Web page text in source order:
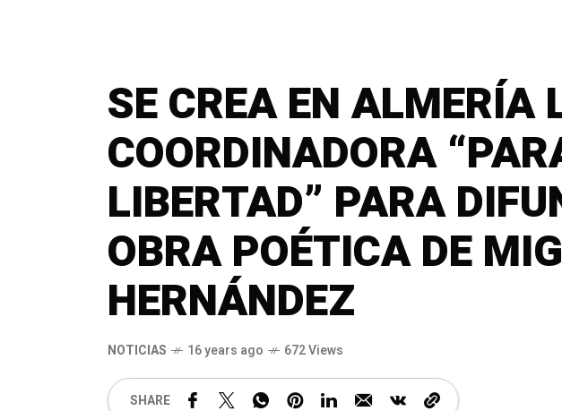
SE CREA EN ALMERÍA
COORDINADORA
LIBERTAD” PARA
OBRA POÉTICA DE
HERNÁNDEZ
NOTICIAS 16 years ago 672 Views
SHARE